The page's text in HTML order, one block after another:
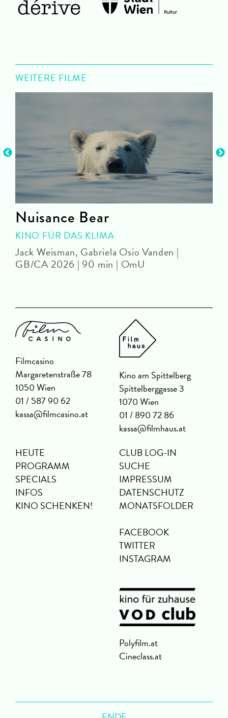
WEITERE FILME
Nuisance Bear
KINO FÜR DAS KLIMA
Jack Weisman, Gabriela Osio Vanden |
GB/CA 2026 | 90 min | OmU
Filmcasino
Margaretenstraße 78
1050 Wien
01 / 587 90 62
kassa@filmcasino.at
Kino am Spittelberg
Spittelberggasse 3
1070 Wien
01 / 890 72 86
kassa@filmhaus.at
HEUTE
PROGRAMM
SPECIALS
INFOS
KINO SCHENKEN!
CLUB LOG-IN
SUCHE
IMPRESSUM
DATENSCHUTZ
MONATSFOLDER
FACEBOOK
TWITTER
INSTAGRAM
Polyfilm.at
Cineclass.at